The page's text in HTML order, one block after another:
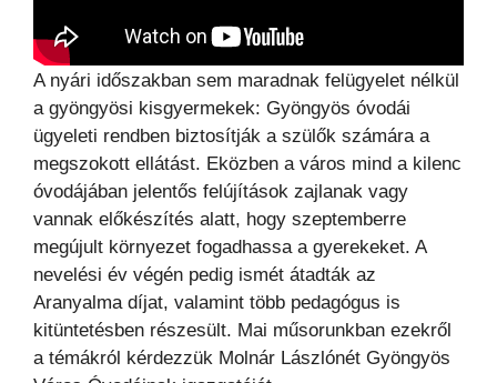
A nyári időszakban sem maradnak felügyelet nélkül
a gyöngyösi kisgyermekek: Gyöngyös óvodái
ügyeleti rendben biztosítják a szülők számára a
megszokott ellátást. Eközben a város mind a kilenc
óvodájában jelentős felújítások zajlanak vagy
vannak előkészítés alatt, hogy szeptemberre
megújult környezet fogadhassa a gyerekeket. A
nevelési év végén pedig ismét átadták az
Aranyalma díjat, valamint több pedagógus is
kitüntetésben részesült. Mai műsorunkban ezekről
a témákról kérdezzük Molnár Lászlónét Gyöngyös